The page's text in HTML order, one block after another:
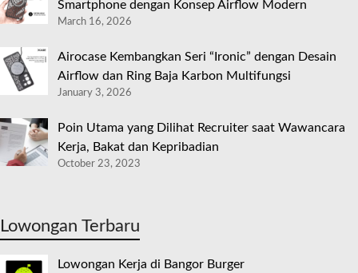
Smartphone dengan Konsep Airflow Modern
March 16, 2026
Airocase Kembangkan Seri “Ironic” dengan Desain
Airflow dan Ring Baja Karbon Multifungsi
January 3, 2026
Poin Utama yang Dilihat Recruiter saat Wawancara
Kerja, Bakat dan Kepribadian
October 23, 2023
Lowongan Terbaru
Lowongan Kerja di Bangor Burger